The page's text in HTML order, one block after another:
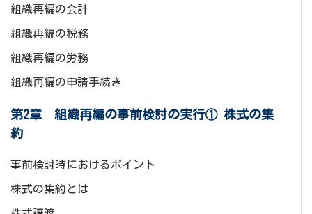
組織再編の会計
組織再編の税務
組織再編の労務
組織再編の申請手続き
第2章 組織再編の事前検討の実行① 株式の集
約
事前検討時におけるポイント
株式の集約とは